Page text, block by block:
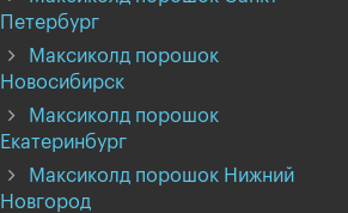
Петербург
Максиколд порошок
Новосибирск
Максиколд порошок
Екатеринбург
Максиколд порошок Нижний
Новгород